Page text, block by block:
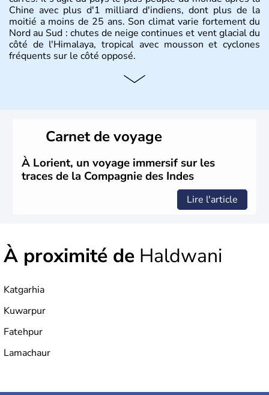
Chine avec plus d'1 milliard d'indiens, dont plus de la
moitié a moins de 25 ans. Son climat varie fortement du
Nord au Sud : chutes de neige continues et vent glacial du
côté de l'Himalaya, tropical avec mousson et cyclones
fréquents sur le côté opposé.
Histoire et administration
siècle, l'Inde reste sous la domination de l'empire
britannique jusqu'à l'obtention de son indépendance en
1947. Le Taj Mahal, mausolée construit par un empereur
en l'honneur de son épouse, a été édifié dans les années
1640 et est aujourd'hui considéré comme l'une des 7
Carnet de voyage
À Lorient, un voyage immersif sur les
traces de la Compagnie des Indes
Lire l'article
À proximité de Haldwani
Katgarhia
Kuwarpur
Fatehpur
Lamachaur